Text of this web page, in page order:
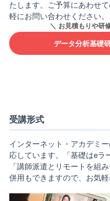
たします。ご予算にあわせ
軽にお問い合わせください。
データ分析基礎
受講形式
インターネット・アカデミ
応しています。「基礎はeラ
「講師派遣とリモートを組
併用もできますので、お気軽